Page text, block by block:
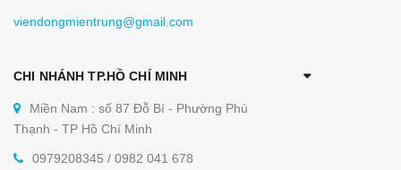
viendongmientrung@gmail.com
CHI NHÁNH TP.HỒ CHÍ MINH
Miền Nam : số 87 Đỗ Bí - Phường Phú
Thạnh - TP Hồ Chí Minh
0979208345 / 0982 041 678